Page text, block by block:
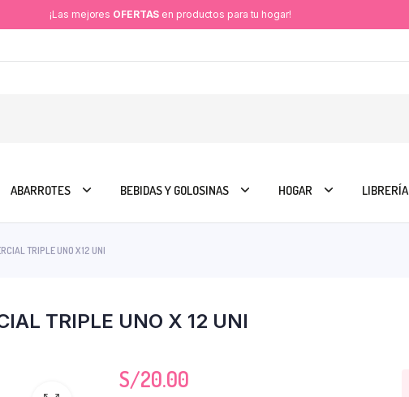
¡Las mejores OFERTAS en productos para tu hogar!
ABARROTES BEBIDAS Y GOLOSINAS HOGAR LIBRERÍA
TRIPLE UNO X 12 UNI
TRIPLE UNO X 12 UNI
S/20.00